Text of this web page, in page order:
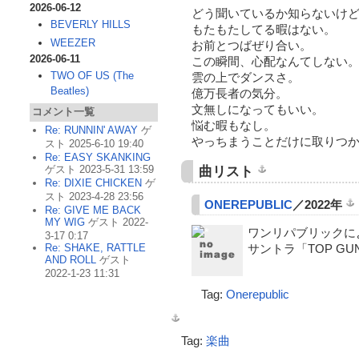
どう聞いているか知らないけ
もたもたしてる暇はない。
お前とつばぜり合い。
この瞬間、心配なんてしない。
雲の上でダンスさ。
億万長者の気分。
文無しになってもいい。
悩む暇もなし。
やっちまうことだけに取りつ
曲リスト
ONEREPUBLIC／2022年
ワンリパブリック
サントラ「TOP
Tag:Onerepublic
Tag: 楽曲
2026-06-12
BEVERLY HILLS
WEEZER
2026-06-11
TWO OF US (The
Beatles)
コメント一覧
Re: RUNNIN' AWAY ゲ
スト 2025-6-10 19:40
Re: EASY SKANKING
ゲスト 2023-5-31 13:59
Re: DIXIE CHICKEN ゲ
スト 2023-4-28 23:56
Re: GIVE ME BACK
MY WIG ゲスト 2022-
3-17 0:17
Re: SHAKE, RATTLE
AND ROLL ゲスト
2022-1-23 11:31